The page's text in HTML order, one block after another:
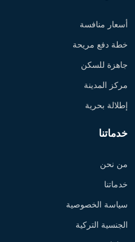
أسعار منافسة
خطة دفع مريحة
جاهزة للسكن
مركز المدينة
إطلالة بحرية
خدماتنا
من نحن
خدماتنا
سياسة الخصوصية
الجنسية التركية